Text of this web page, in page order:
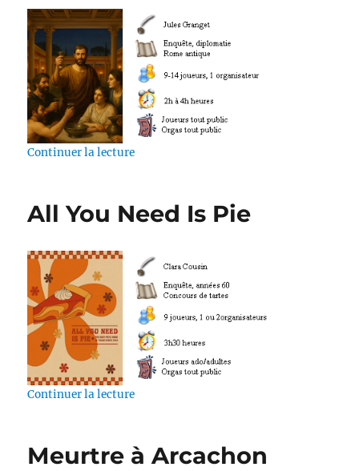
Continuer la lecturede « En quête de conspiration »
All You Need Is Pie
Continuer la lecturede « All You Need Is Pie »
Meurtre à Arcachon